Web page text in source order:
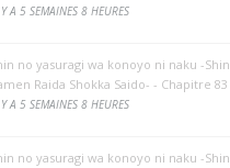
A 5 SEMAINES 8 HEURES
no yasuragi wa konoyo ni naku -Shin
Raida Shokka Saido- - Chapitre 83
A 5 SEMAINES 8 HEURES
no yasuragi wa konoyo ni naku -Shin